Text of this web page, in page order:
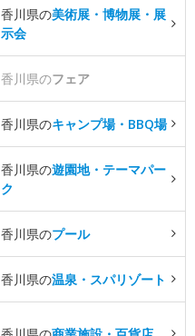
香川県の美術展・博物展・展
示会
香川県のフェア
香川県のキャンプ場・BBQ場
香川県の遊園地・テーマパー
ク
香川県のプール
香川県の温泉・スパリゾート